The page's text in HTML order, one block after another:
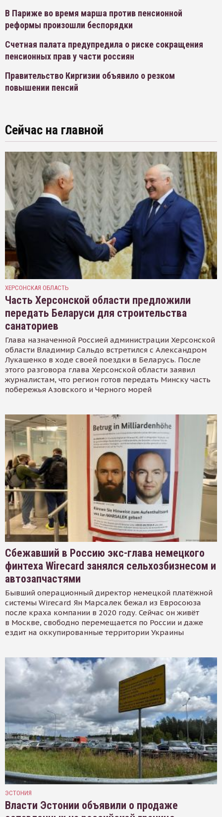
В Париже во время марша против пенсионной
реформы произошли беспорядки
Счетная палата предупредила о риске сокращения
пенсионных прав у части россиян
Правительство Киргизии объявило о резком
повышении пенсий
Сейчас на главной
ХЕРСОНСКАЯ ОБЛАСТЬ
Часть Херсонской области предложили
передать Беларуси для строительства
санаториев
Глава назначенной Россией администрации Херсонской
области Владимир Сальдо встретился с Александром
Лукашенко в ходе своей поездки в Беларусь. После
этого разговора глава Херсонской области заявил
журналистам, что регион готов передать Минску часть
побережья Азовского и Черного морей
Сбежавший в Россию экс-глава немецкого
финтеха Wirecard занялся сельхозбизнесом и
автозапчастями
Бывший операционный директор немецкой платёжной
системы Wirecard Ян Марсалек бежал из Евросоюза
после краха компании в 2020 году. Сейчас он живёт
в Москве, свободно перемещается по России и даже
ездит на оккупированные территории Украины
ЭСТОНИЯ
Власти Эстонии объявили о продаже